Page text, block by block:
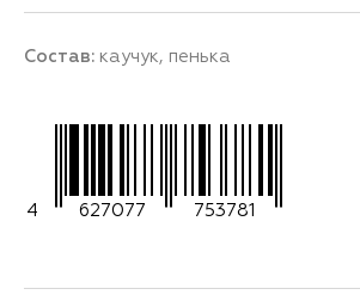
Состав: каучук, пенька
4 627077 753781